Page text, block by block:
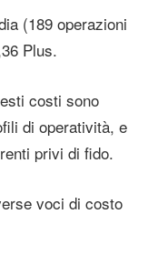
(189 operazioni
Plus.
costi sono
di operatività, e
privi di fido.
voci di costo